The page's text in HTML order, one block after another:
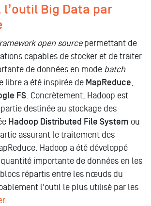
l’outil Big Data par
open sourcepermettant de
capables de stocker et de traiter
de données en mode batch.
libre a été inspirée de MapReduce,
FS. Concrètement, Hadoop est
destinée au stockage des
Hadoop Distributed File System ou
assurant le traitement des
Hadoop a été développé
importante de données en les
répartis entre les nœuds du
l'outil le plus utilisé par les